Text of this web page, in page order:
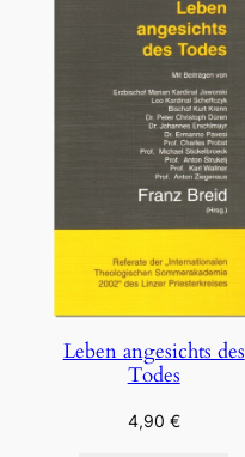
Leben angesichts des
Todes
4,90 €